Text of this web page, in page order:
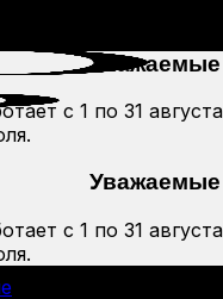
Уважаемые
с 1 по 31
Уважаемые
с 1 по 31